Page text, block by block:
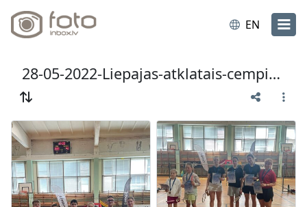
EN
28-05-2022-Liepajas-atklatais-cempionats